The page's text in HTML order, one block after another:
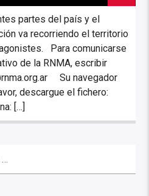
partes del país y el
va recorriendo el territorio
Para comunicarse
de la RNMA, escribir
Su navegador
descargue el fichero:
[…]